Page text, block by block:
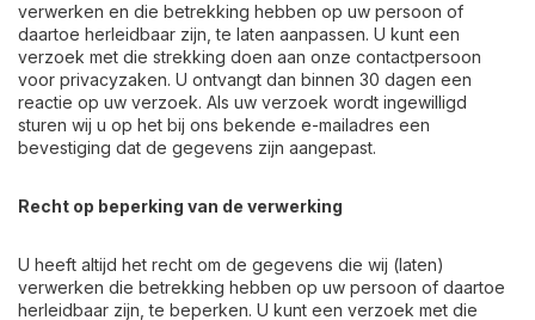
verwerken en die betrekking hebben op uw persoon of
daartoe herleidbaar zijn, te laten aanpassen. U kunt een
verzoek met die strekking doen aan onze contactpersoon
voor privacyzaken. U ontvangt dan binnen 30 dagen een
reactie op uw verzoek. Als uw verzoek wordt ingewilligd
sturen wij u op het bij ons bekende e-mailadres een
bevestiging dat de gegevens zijn aangepast.
Recht op beperking van de verwerking
U heeft altijd het recht om de gegevens die wij (laten)
verwerken die betrekking hebben op uw persoon of daartoe
herleidbaar zijn, te beperken. U kunt een verzoek met die